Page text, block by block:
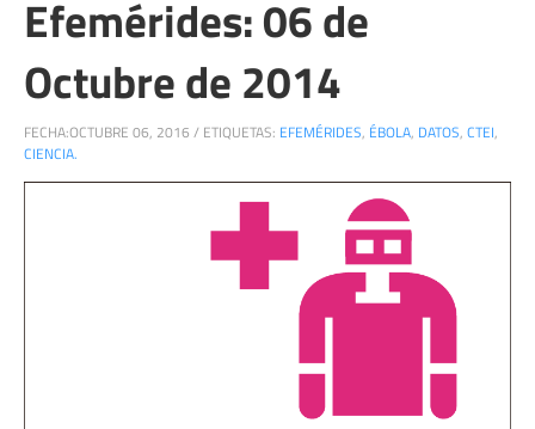
Efemérides: 06 de
Octubre de 2014
FECHA:OCTUBRE 06, 2016 / ETIQUETAS: EFEMÉRIDES, ÉBOLA, DATOS, CTEI,
CIENCIA.